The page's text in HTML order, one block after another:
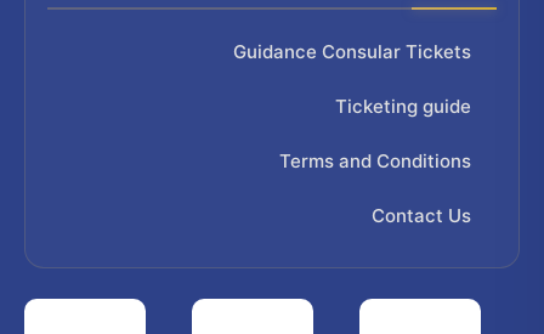
Guidance Consular Tickets
Ticketing guide
Terms and Conditions
Contact Us